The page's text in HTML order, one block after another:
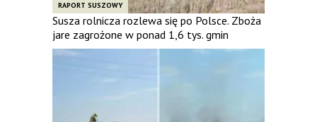
RAPORT SUSZOWY
Susza rolnicza rozlewa się po Polsce. Zboża
jare zagrożone w ponad 1,6 tys. gmin